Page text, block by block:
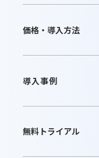
クラウド版の
基本機能一覧
連携ツール
価格・導入方法
クラウド版
導入事例
無料トライアル